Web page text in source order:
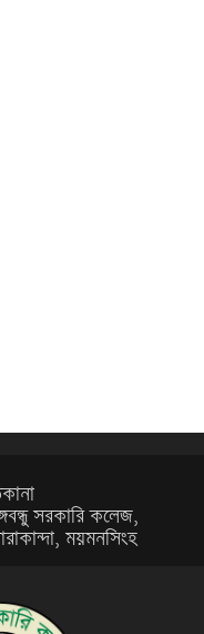
সরকারি কলেজ,
ময়মনসিংহ